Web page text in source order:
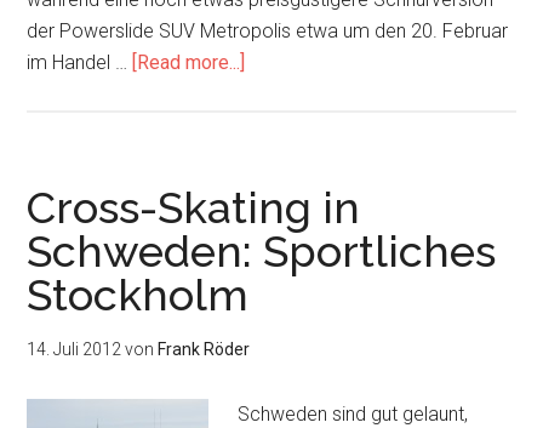
der Powerslide SUV Metropolis etwa um den 20. Februar
im Handel …
[Read more...]
2.0
und
SUV
Metropolis
2015
Cross-Skating in
Schweden: Sportliches
Stockholm
14. Juli 2012von Frank Röder
Schweden sind gut gelaunt,